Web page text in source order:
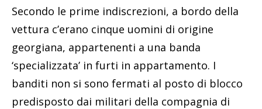
Secondo le prime indiscrezioni, a bordo della
vettura c’erano cinque uomini di origine
georgiana, appartenenti a una banda
‘specializzata’ in furti in appartamento. I
banditi non si sono fermati al posto di blocco
predisposto dai militari della compagnia di